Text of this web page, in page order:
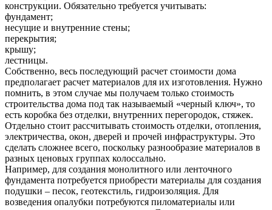
конструкции. Обязательно требуется учитывать:
фундамент;
несущие и внутренние стены;
перекрытия;
крышу;
лестницы.
Собственно, весь последующий расчет стоимости дома
предполагает расчет материалов для их изготовления. Нужно
помнить, в этом случае мы получаем только стоимость
строительства дома под так называемый «черный ключ», то
есть коробка без отделки, внутренних перегородок, стяжек.
Отдельно стоит рассчитывать стоимость отделки, отопления,
электричества, окон, дверей и прочей инфраструктуры. Это
сделать сложнее всего, поскольку разнообразие материалов в
разных ценовых группах колоссально.
Например, для создания монолитного или ленточного
фундамента потребуется приобрести материалы для создания
подушки – песок, геотекстиль, гидроизоляция. Для
возведения опалубки потребуются пиломатериалы или